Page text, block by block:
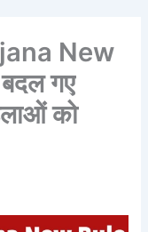
New
गए
को